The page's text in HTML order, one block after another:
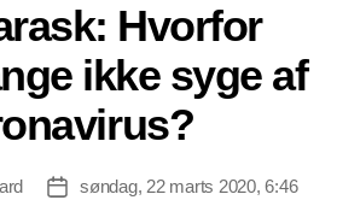
Hvorfor
ikke syge af
Indlægsdato
søndag, 22 marts 2020, 6:46